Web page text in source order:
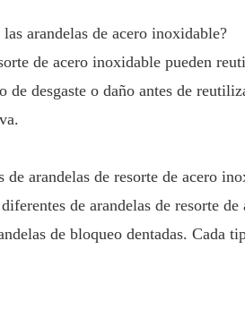
arandelas de acero inoxidable?
de acero inoxidable pueden
de desgaste o daño antes de
de arandelas de resorte de acero
de arandelas de resorte
de bloqueo dentadas. Cada